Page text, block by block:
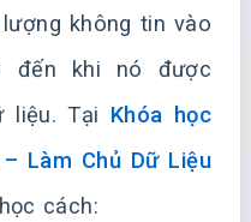
không tin vào
đến khi nó được
liệu. Tại Khóa học
Làm Chủ Dữ Liệu
cách: